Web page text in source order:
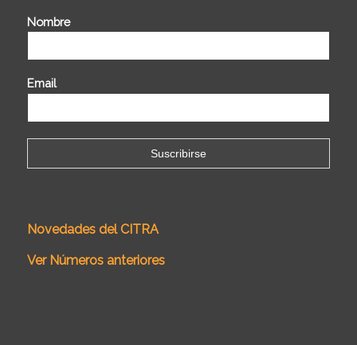
Nombre
Email
Novedades del CITRA
Ver Números anteriores